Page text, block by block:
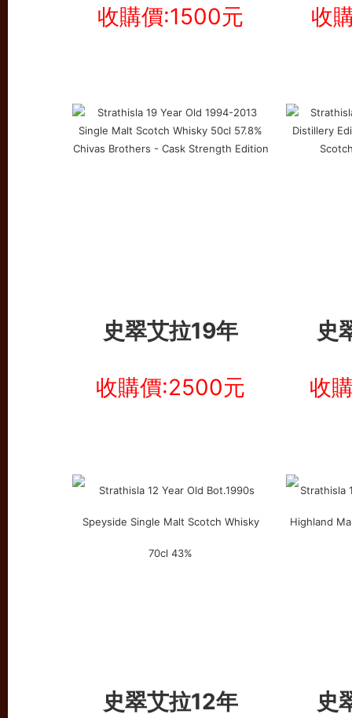
收購價:1500元 收
史翠艾拉19年 史
收購價:2500元 收
史翠艾拉12年 史